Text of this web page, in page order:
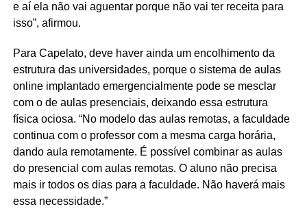
e aí ela não vai aguentar porque não vai ter receita para
isso”, afirmou.
Para Capelato, deve haver ainda um encolhimento da
estrutura das universidades, porque o sistema de aulas
online implantado emergencialmente pode se mesclar
com o de aulas presenciais, deixando essa estrutura
física ociosa. “No modelo das aulas remotas, a faculdade
continua com o professor com a mesma carga horária,
dando aula remotamente. É possível combinar as aulas
do presencial com aulas remotas. O aluno não precisa
mais ir todos os dias para a faculdade. Não haverá mais
essa necessidade.”